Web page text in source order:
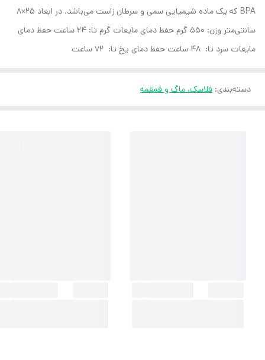
BPA که یک ماده شیمیایی سمی و سرطان زاست می‌باشد. در ابعاد 25×8
سانتی‌متر وزن: 550 گرم حفظ دمای مایعات گرم تا: 24 ساعت حفظ دمای
مایعات سرد تا: 48 ساعت حفظ دمای یخ تا: 72 ساعت
دسته‌بندی: فلاسک، ماگ و قمقمه